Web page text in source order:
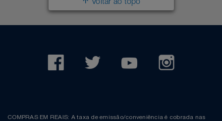
Voltar ao topo
COMPRAS EM REAIS: A taxa de emissão/conveniência é cobrada nas